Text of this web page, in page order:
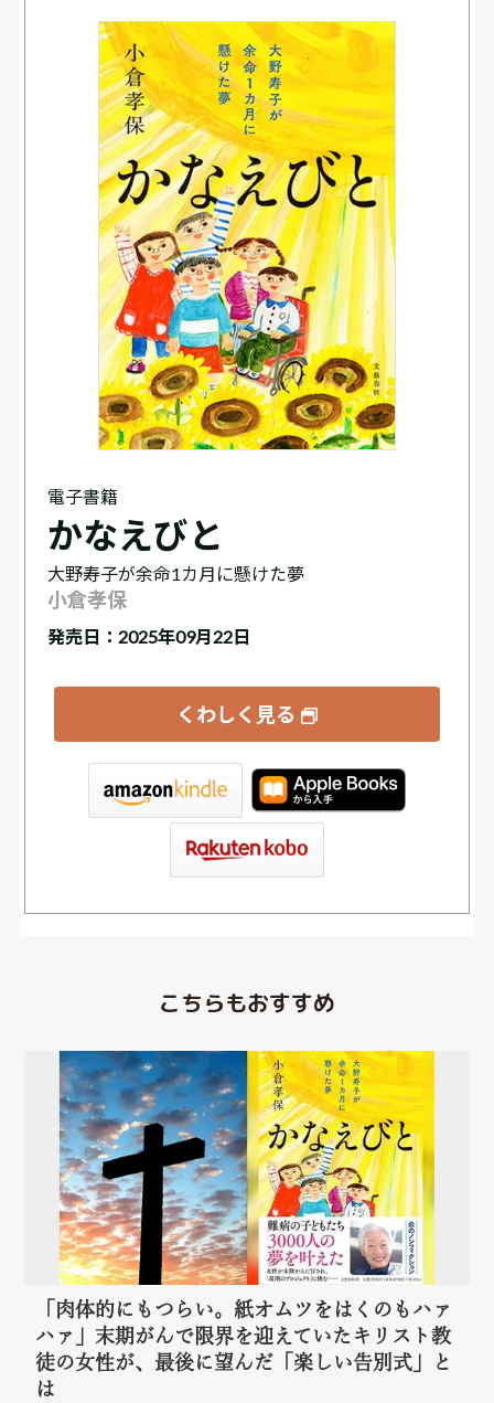
電子書籍
かなえびと
大野寿子が余命1カ月に懸けた夢
小倉孝保
発売日：2025年09月22日
くわしく見る
こちらもおすすめ
「肉体的にもつらい。紙オムツをはくのもハァ
ハァ」末期がんで限界を迎えていたキリスト教
徒の女性が、最後に望んだ「楽しい告別式」と
は